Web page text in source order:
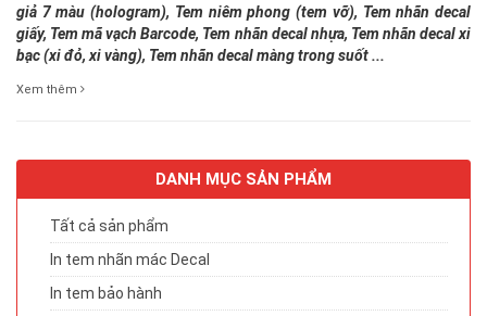
giả 7 màu (hologram), Tem niêm phong (tem vỡ), Tem nhãn decal
giấy, Tem mã vạch Barcode, Tem nhãn decal nhựa, Tem nhãn decal xi
bạc (xi đỏ, xi vàng), Tem nhãn decal màng trong suốt ...
Xem thêm
DANH MỤC SẢN PHẨM
Tất cả sản phẩm
In tem nhãn mác Decal
In tem bảo hành